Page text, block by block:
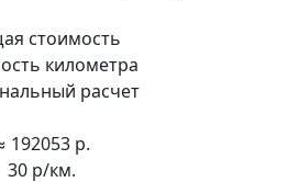
стоимость
километра
расчет
192053 р.
30 р/км.